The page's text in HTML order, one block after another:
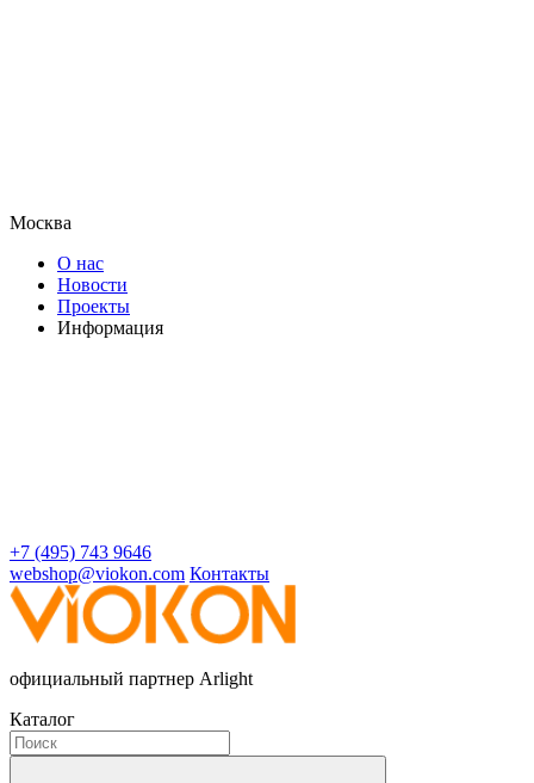
Москва
О нас
Новости
Проекты
Информация
+7 (495) 743 9646
webshop@viokon.com Контакты
официальный партнер Arlight
Каталог